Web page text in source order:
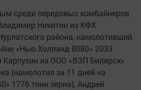
среди передовых комбайнеров
Никитин из КФХ
района, намолотивший
«Нью Холланд 8080» 2033
Карпухин из ООО «ВЗП Билярск»
(намолотил за 11 дней на
1776 тонн зерна), Андрей